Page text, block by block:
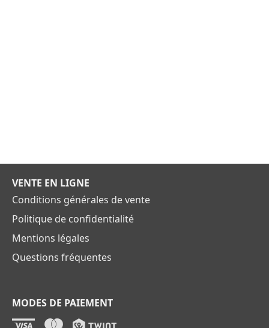
VENTE EN LIGNE
Conditions générales de vente
Politique de confidentialité
Mentions légales
Questions fréquentes
MODES DE PAIEMENT